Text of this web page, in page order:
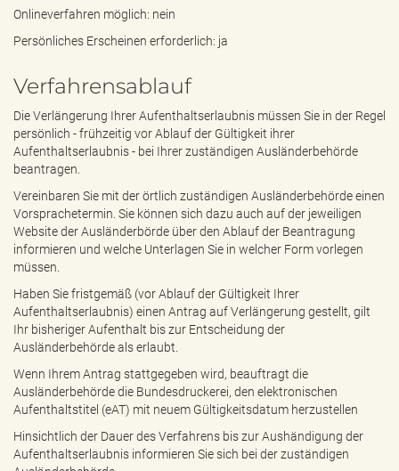
Onlineverfahren möglich: nein
Persönliches Erscheinen erforderlich: ja
Verfahrensablauf
Die Verlängerung Ihrer Aufenthaltserlaubnis müssen Sie in der Regel
persönlich - frühzeitig vor Ablauf der Gültigkeit ihrer
Aufenthaltserlaubnis - bei Ihrer zuständigen Ausländerbehörde
beantragen.
Vereinbaren Sie mit der örtlich zuständigen Ausländerbehörde einen
Vorsprachetermin. Sie können sich dazu auch auf der jeweiligen
Website der Ausländerbörde über den Ablauf der Beantragung
informieren und welche Unterlagen Sie in welcher Form vorlegen
müssen.
Haben Sie fristgemäß (vor Ablauf der Gültigkeit Ihrer
Aufenthaltserlaubnis) einen Antrag auf Verlängerung gestellt, gilt
Ihr bisheriger Aufenthalt bis zur Entscheidung der
Ausländerbehörde als erlaubt.
Wenn Ihrem Antrag stattgegeben wird, beauftragt die
Ausländerbehörde die Bundesdruckerei, den elektronischen
Aufenthaltstitel (eAT) mit neuem Gültigkeitsdatum herzustellen
Hinsichtlich der Dauer des Verfahrens bis zur Aushändigung der
Aufenthaltserlaubnis informieren Sie sich bei der zuständigen